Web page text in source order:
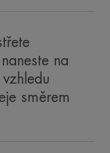
na
směrem